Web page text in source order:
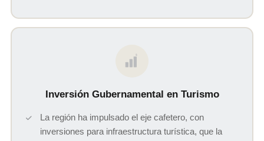
$
Inversión Gubernamental en Turismo
La región ha impulsado el eje cafetero, con
inversiones para infraestructura turística, que la